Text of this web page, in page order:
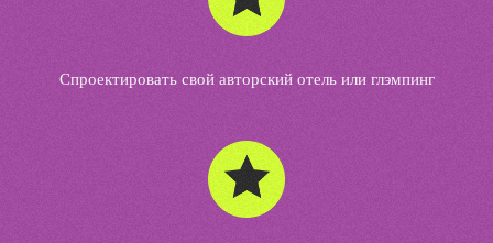
Спроектировать свой авторский отель или глэмпинг